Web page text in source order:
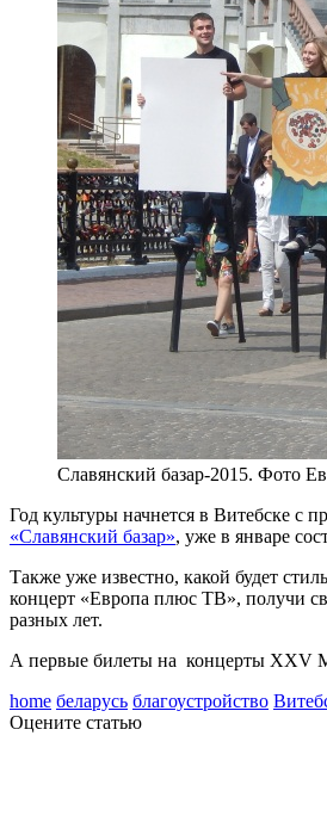
Славянский базар-2015. Фото
Год культуры начнется в Витебске с
«Славянский базар», уже в январе
Также уже известно, какой будет
концерт «Европа плюс ТВ», получи
разных лет.
А первые билеты на концерты XXV
home беларусь благоустройство
Оцените статью